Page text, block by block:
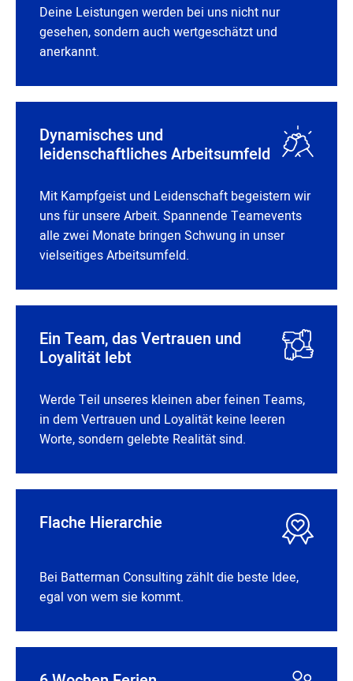
Deine Leistungen werden bei uns nicht nur
gesehen, sondern auch wertgeschätzt und
anerkannt.
Dynamisches und
leidenschaftliches Arbeitsumfeld
Mit Kampfgeist und Leidenschaft begeistern wir
uns für unsere Arbeit. Spannende Teamevents
alle zwei Monate bringen Schwung in unser
vielseitiges Arbeitsumfeld.
Ein Team, das Vertrauen und
Loyalität lebt
Werde Teil unseres kleinen aber feinen Teams,
in dem Vertrauen und Loyalität keine leeren
Worte, sondern gelebte Realität sind.
Flache Hierarchie
Bei Batterman Consulting zählt die beste Idee,
egal von wem sie kommt.